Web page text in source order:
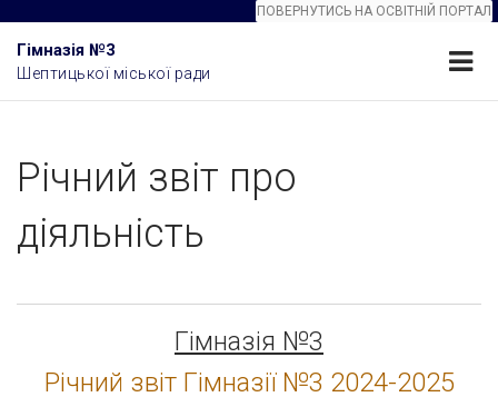
ПОВЕРНУТИСЬ НА ОСВІТНІЙ ПОРТАЛ
Гімназія №3
Шептицької міської ради
Річний звіт про
діяльність
Гімназія №3
Річний звіт Гімназії №3 2024-2025